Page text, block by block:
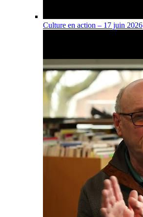
Culture en action – 17 juin 2026